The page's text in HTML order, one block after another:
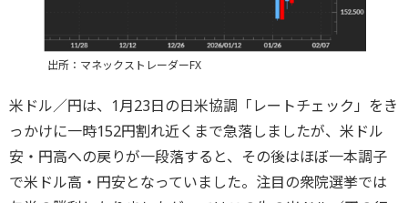
出所：マネックストレーダーFX
米ドル／円は、1月23日の日米協調「レートチェック」をき
っかけに一時152円割れ近くまで急落しましたが、米ドル
安・円高への戻りが一段落すると、その後はほぼ一本調子
で米ドル高・円安となっていました。注目の衆院選挙では